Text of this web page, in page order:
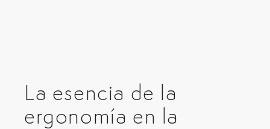
La esencia de la
ergonomía en la